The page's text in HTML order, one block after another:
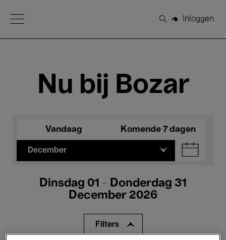
Open Menu
Zoeken
Inloggen
Nu bij Bozar
Vandaag Komende 7 dagen
December
Dinsdag 01 - Donderdag 31
December 2026
Filters